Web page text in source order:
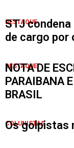
DESTAQUE
STJ
de cargo por
DESTAQUE
NOTA DE
PARAIBANA
BRASIL
COLUNISTAS
Os golpistas